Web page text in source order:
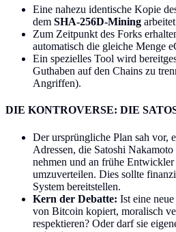
Eine nahezu identische Kopie
dem SHA-256D-Mining
Zum Zeitpunkt des Forks
automatisch die gleiche Menge
Ein spezielles Tool wird
Guthaben auf den Chains zu
Angriffen).
DIE KONTROVERSE: DIE
Der ursprüngliche Plan sah vor,
Adressen, die Satoshi
nehmen und an frühe
umzuverteilen. Dies sollte
System bereitstellen.
Kern der Debatte: Ist eine
von Bitcoin kopiert, moralisch
respektieren? Oder darf sie